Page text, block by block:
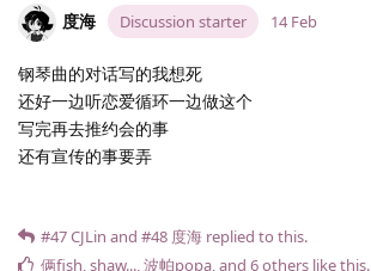
度海 Discussion starter 14 Feb
钢琴曲的对话写的我想死
还好一边听恋爱循环一边做这个
写完再去推约会的事
还有宣传的事要弄
#47CJLin and #48 度海 replied to this.
俩fish,shaw.​.​.​,波帕popa, and 6others like this.